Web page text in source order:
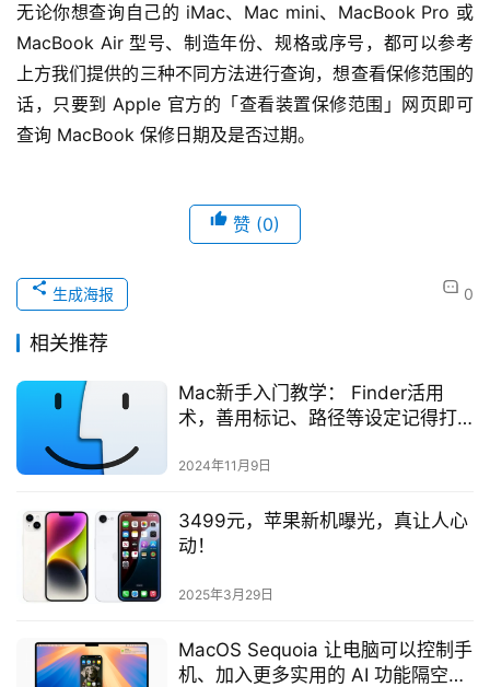
无论你想查询自己的 iMac、Mac mini、MacBook Pro 或
MacBook Air 型号、制造年份、规格或序号，都可以参考
上方我们提供的三种不同方法进行查询，想查看保修范围的
话，只要到 Apple 官方的「查看装置保修范围」网页即可
查询 MacBook 保修日期及是否过期。
赞 (0)
0
生成海报
相关推荐
Mac新手入门教学： Finder活用
术，善用标记、路径等设定记得打
2024年11月9日
3499元，苹果新机曝光，真让人心
动！
2025年3月29日
MacOS Sequoia 让电脑可以控制手
机、加入更多实用的 AI 功能隔空呛